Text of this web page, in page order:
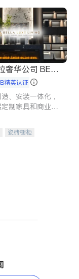
华公司 BELL
精英认证
、安装一体化，
制家具和商业空
瓷砖橱柜